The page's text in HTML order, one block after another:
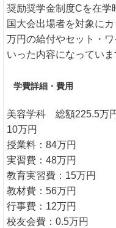
奨励奨学金制度Cを在学
国大会出場者を対象に
万円の給付やセット・
いった内容になっていま
学費詳細・費用
美容学科 総額225.5万
10万円
授業料：84万円
実習費：48万円
教育実習費：15万円
教材費：56万円
行事費：12万円
校友会費：0.5万円